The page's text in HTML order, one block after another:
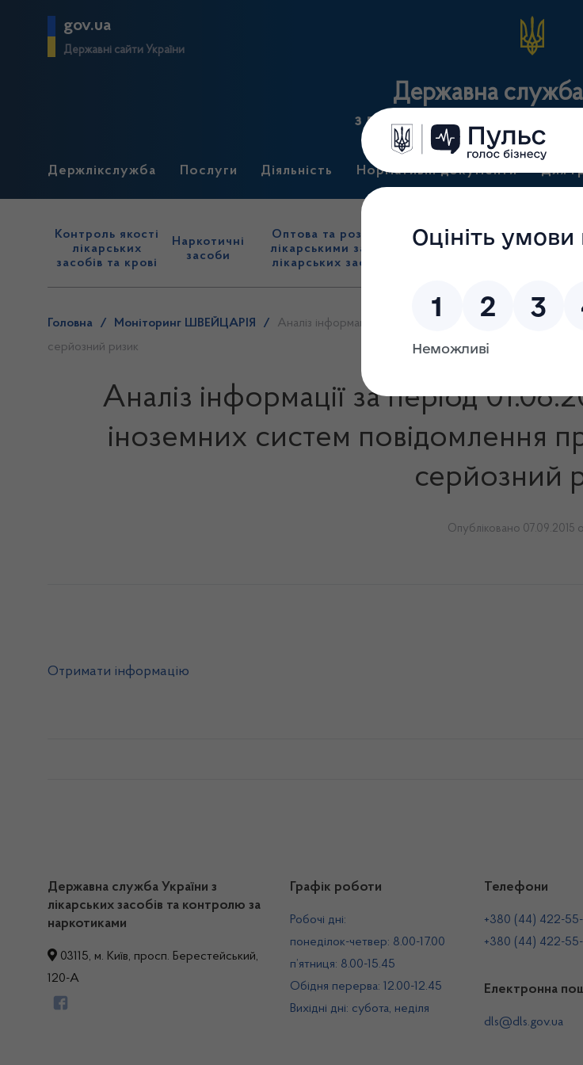
gov.ua
Державні сайти України
Державна
з лікарських засобів та
Держлікслужба Послуги Діяльність Нормативні документи Для
Контроль якості
лікарських
засобів та крові
Наркотичні
засоби
Оптова та роздрібна торгівля
лікарськими засобами, імпорт
лікарських засобів (крім АФІ)
Державний
нагляд
Головна / Моніторинг ШВЕЙЦАРІЯ /
Аналіз інформації за період 01.08.2015 – 31.08.2015,
серйозний ризик
Аналіз інформації за період
іноземних систем повідомлення
серйозний
Опубліковано 07.09.2015
Отримати інформацію
Державна служба України з
лікарських засобів та контролю за
наркотиками
03115, м. Київ, просп. Берестейський,
120-А
Графік роботи
Робочі дні:
понеділок-четвер: 8.00-17.00
п’ятниця: 8.00-15.45
Обідня перерва: 12.00-12.45
Вихідні дні: субота, неділя
Телефони
+380 (44) 422-55-
+380 (44) 422-55-
Електронна
dls@dls.gov.ua